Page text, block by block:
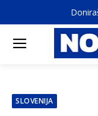
SLOVENIJA